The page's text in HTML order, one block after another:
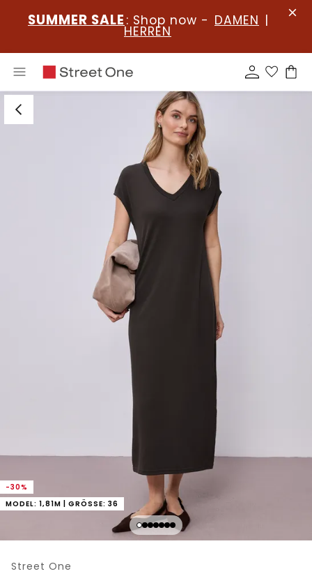
SUMMER SALE : Shop now - DAMEN |
HERREN
-30%
MODEL: 1,81M | GRÖSSE: 36
Street One